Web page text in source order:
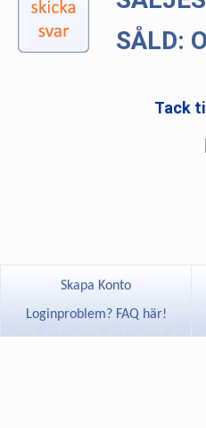
SÅLD:
Tack
Skapa Konto
Loginproblem? FAQ här!